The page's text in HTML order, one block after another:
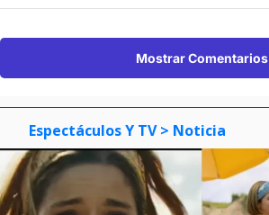
Mostrar Comentarios
Espectáculos Y TV > Noticia